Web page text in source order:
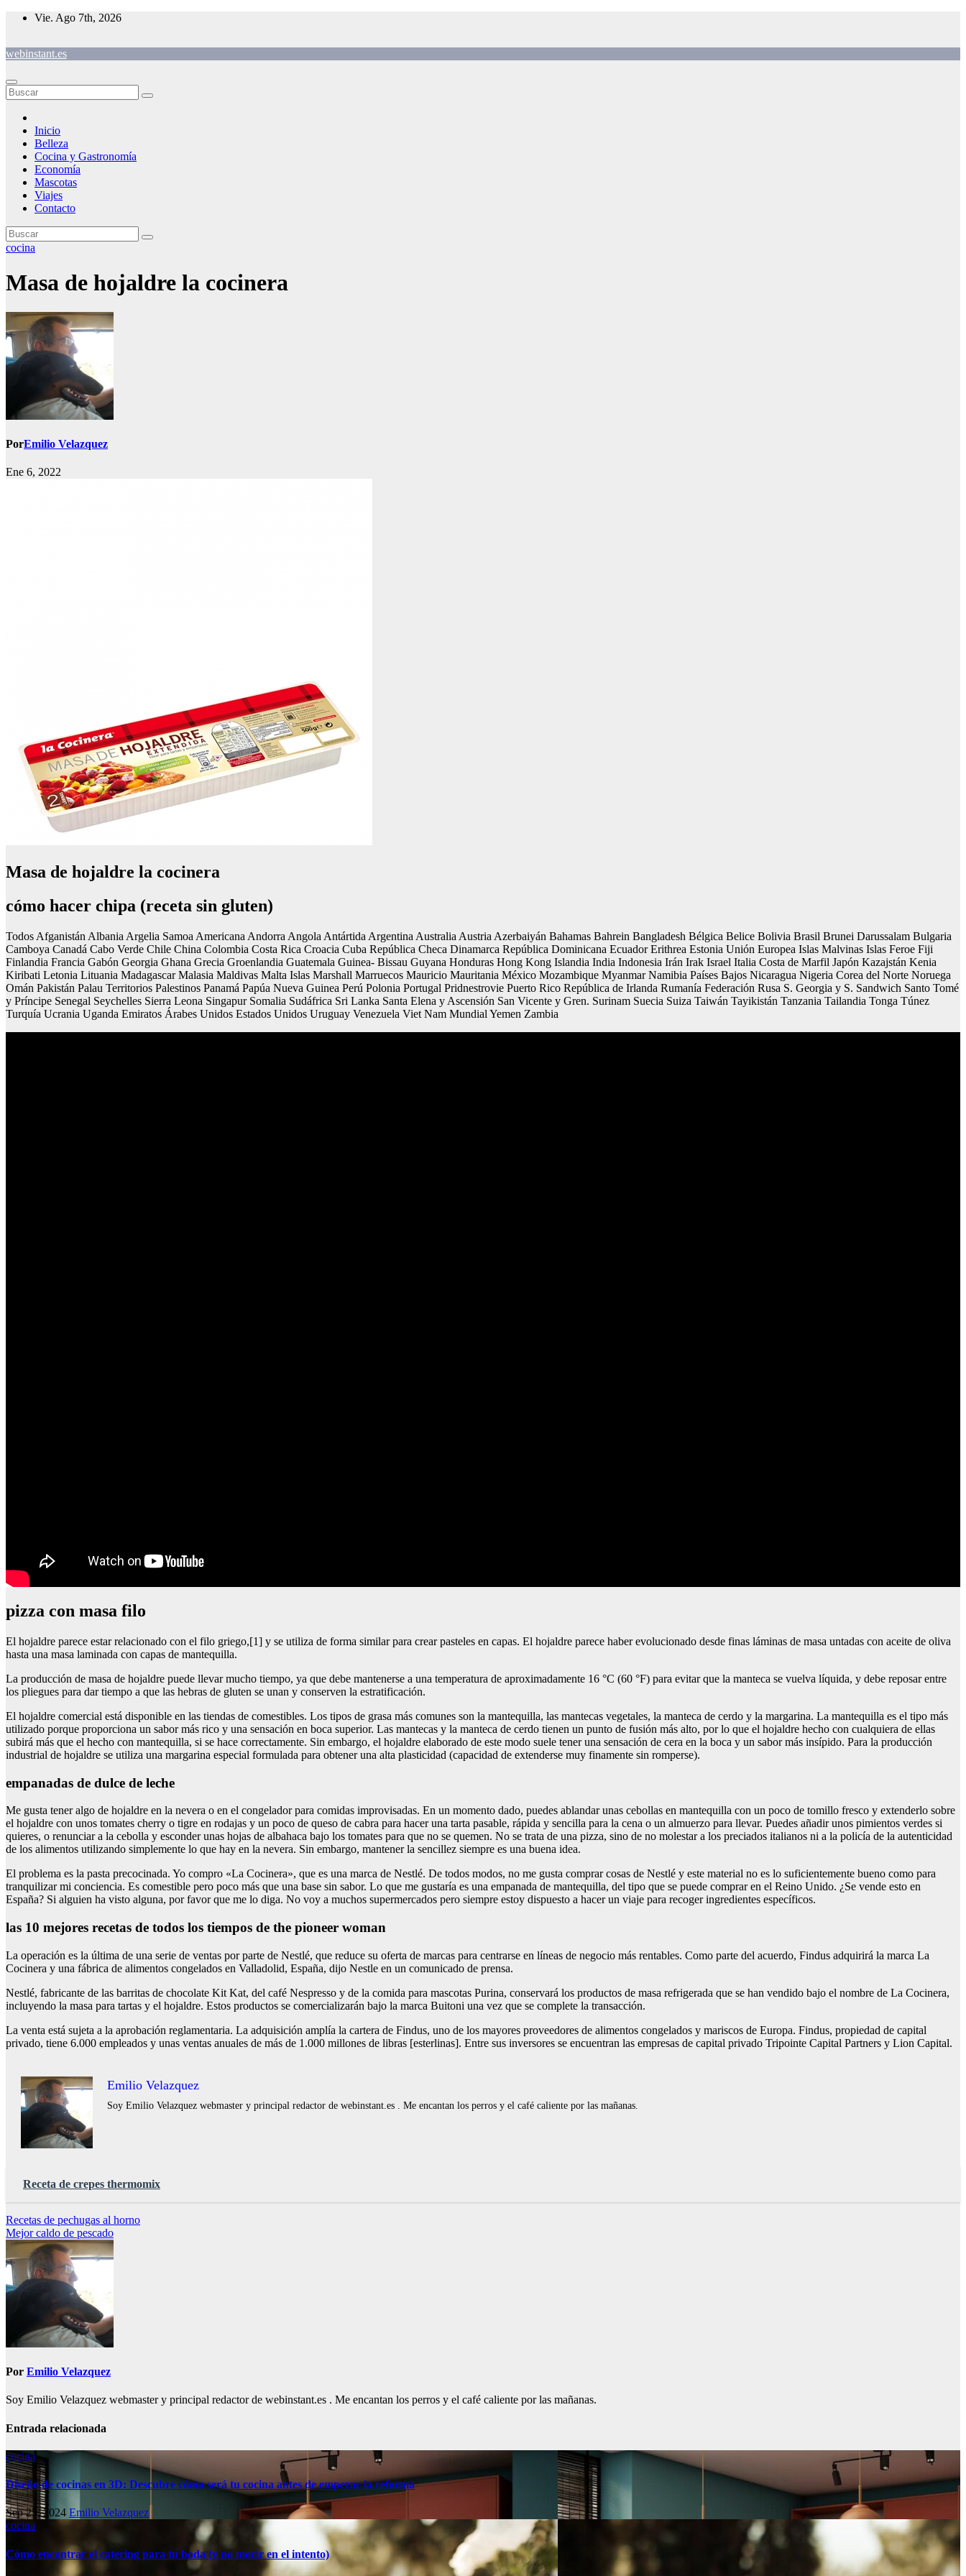
Saltar
Vie. Ago 7th, 2026
webinstant.es
Inicio
Belleza
Cocina y Gastronomía
Economía
Mascotas
Viajes
Contacto
cocina
Masa de hojaldre la cocinera
PorEmilio Velazquez
Ene 6, 2022
Masa de hojaldre la cocinera
cómo hacer chipa (receta sin gluten)
Todos Afganistán Albania Argelia Samoa Americana Andorra Angola Antártida Argentina Australia Austria Azerbaiyán Bahamas Bahrein Bangladesh Bélgica Belice Bolivia Brasil Brunei Darussalam Bulgaria
Camboya Canadá Cabo Verde Chile China Colombia Costa Rica Croacia Cuba República Checa Dinamarca República Dominicana Ecuador Erithrea Estonia Unión Europea Islas Malvinas Islas Feroe Fiji
Finlandia Francia Gabón Georgia Ghana Grecia Groenlandia Guatemala Guinea- Bissau Guyana Honduras Hong Kong Islandia India Indonesia Irán Irak Israel Italia Costa de Marfil Japón Kazajstán Kenia
Kiribati Letonia Lituania Madagascar Malasia Maldivas Malta Islas Marshall Marruecos Mauricio Mauritania México Mozambique Myanmar Namibia Países Bajos Nicaragua Nigeria Corea del Norte Noruega
Omán Pakistán Palau Territorios Palestinos Panamá Papúa Nueva Guinea Perú Polonia Portugal Pridnestrovie Puerto Rico República de Irlanda Rumanía Federación Rusa S. Georgia y S. Sandwich Santo Tomé
y Príncipe Senegal Seychelles Sierra Leona Singapur Somalia Sudáfrica Sri Lanka Santa Elena y Ascensión San Vicente y Gren. Surinam Suecia Suiza Taiwán Tayikistán Tanzania Tailandia Tonga Túnez
Turquía Ucrania Uganda Emiratos Árabes Unidos Estados Unidos Uruguay Venezuela Viet Nam Mundial Yemen Zambia
pizza con masa filo
El hojaldre parece estar relacionado con el filo griego,[1] y se utiliza de forma similar para crear pasteles en capas. El hojaldre parece haber evolucionado desde finas láminas de masa untadas con aceite de oliva
hasta una masa laminada con capas de mantequilla.
La producción de masa de hojaldre puede llevar mucho tiempo, ya que debe mantenerse a una temperatura de aproximadamente 16 °C (60 °F) para evitar que la manteca se vuelva líquida, y debe reposar entre
los pliegues para dar tiempo a que las hebras de gluten se unan y conserven la estratificación.
El hojaldre comercial está disponible en las tiendas de comestibles. Los tipos de grasa más comunes son la mantequilla, las mantecas vegetales, la manteca de cerdo y la margarina. La mantequilla es el tipo más
utilizado porque proporciona un sabor más rico y una sensación en boca superior. Las mantecas y la manteca de cerdo tienen un punto de fusión más alto, por lo que el hojaldre hecho con cualquiera de ellas
subirá más que el hecho con mantequilla, si se hace correctamente. Sin embargo, el hojaldre elaborado de este modo suele tener una sensación de cera en la boca y un sabor más insípido. Para la producción
industrial de hojaldre se utiliza una margarina especial formulada para obtener una alta plasticidad (capacidad de extenderse muy finamente sin romperse).
empanadas de dulce de leche
Me gusta tener algo de hojaldre en la nevera o en el congelador para comidas improvisadas. En un momento dado, puedes ablandar unas cebollas en mantequilla con un poco de tomillo fresco y extenderlo sobre
el hojaldre con unos tomates cherry o tigre en rodajas y un poco de queso de cabra para hacer una tarta pasable, rápida y sencilla para la cena o un almuerzo para llevar. Puedes añadir unos pimientos verdes si
quieres, o renunciar a la cebolla y esconder unas hojas de albahaca bajo los tomates para que no se quemen. No se trata de una pizza, sino de no molestar a los preciados italianos ni a la policía de la autenticidad
de los alimentos utilizando simplemente lo que hay en la nevera. Sin embargo, mantener la sencillez siempre es una buena idea.
El problema es la pasta precocinada. Yo compro «La Cocinera», que es una marca de Nestlé. De todos modos, no me gusta comprar cosas de Nestlé y este material no es lo suficientemente bueno como para
tranquilizar mi conciencia. Es comestible pero poco más que una base sin sabor. Lo que me gustaría es una empanada de mantequilla, del tipo que se puede comprar en el Reino Unido. ¿Se vende esto en
España? Si alguien ha visto alguna, por favor que me lo diga. No voy a muchos supermercados pero siempre estoy dispuesto a hacer un viaje para recoger ingredientes específicos.
las 10 mejores recetas de todos los tiempos de the pioneer woman
La operación es la última de una serie de ventas por parte de Nestlé, que reduce su oferta de marcas para centrarse en líneas de negocio más rentables. Como parte del acuerdo, Findus adquirirá la marca La
Cocinera y una fábrica de alimentos congelados en Valladolid, España, dijo Nestle en un comunicado de prensa.
Nestlé, fabricante de las barritas de chocolate Kit Kat, del café Nespresso y de la comida para mascotas Purina, conservará los productos de masa refrigerada que se han vendido bajo el nombre de La Cocinera,
incluyendo la masa para tartas y el hojaldre. Estos productos se comercializarán bajo la marca Buitoni una vez que se complete la transacción.
La venta está sujeta a la aprobación reglamentaria. La adquisición amplía la cartera de Findus, uno de los mayores proveedores de alimentos congelados y mariscos de Europa. Findus, propiedad de capital
privado, tiene 6.000 empleados y unas ventas anuales de más de 1.000 millones de libras [esterlinas]. Entre sus inversores se encuentran las empresas de capital privado Tripointe Capital Partners y Lion Capital.
Emilio Velazquez
Soy Emilio Velazquez webmaster y principal redactor de webinstant.es . Me encantan los perros y el café caliente por las mañanas.
Receta de crepes thermomix
Navegación
de
entradas
Recetas de pechugas al horno
Mejor caldo de pescado
Por Emilio Velazquez
Soy Emilio Velazquez webmaster y principal redactor de webinstant.es . Me encantan los perros y el café caliente por las mañanas.
Entrada relacionada
cocina
Diseño de cocinas en 3D: Descubre cómo será tu cocina antes de empezar la reforma
Sep 25, 2024 Emilio Velazquez
cocina
Cómo encontrar el catering para tu boda (y no morir en el intento)